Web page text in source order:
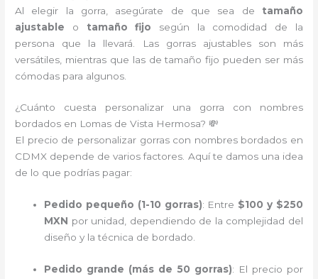
Al elegir la gorra, asegúrate de que sea de tamaño
ajustable o tamaño fijo según la comodidad de la
persona que la llevará. Las gorras ajustables son más
versátiles, mientras que las de tamaño fijo pueden ser más
cómodas para algunos.
¿Cuánto cuesta personalizar una gorra con nombres
bordados en Lomas de Vista Hermosa? 💸
El precio de personalizar gorras con nombres bordados en
CDMX depende de varios factores. Aquí te damos una idea
de lo que podrías pagar:
Pedido pequeño (1-10 gorras): Entre $100 y $250
MXN por unidad, dependiendo de la complejidad del
diseño y la técnica de bordado.
Pedido grande (más de 50 gorras): El precio por